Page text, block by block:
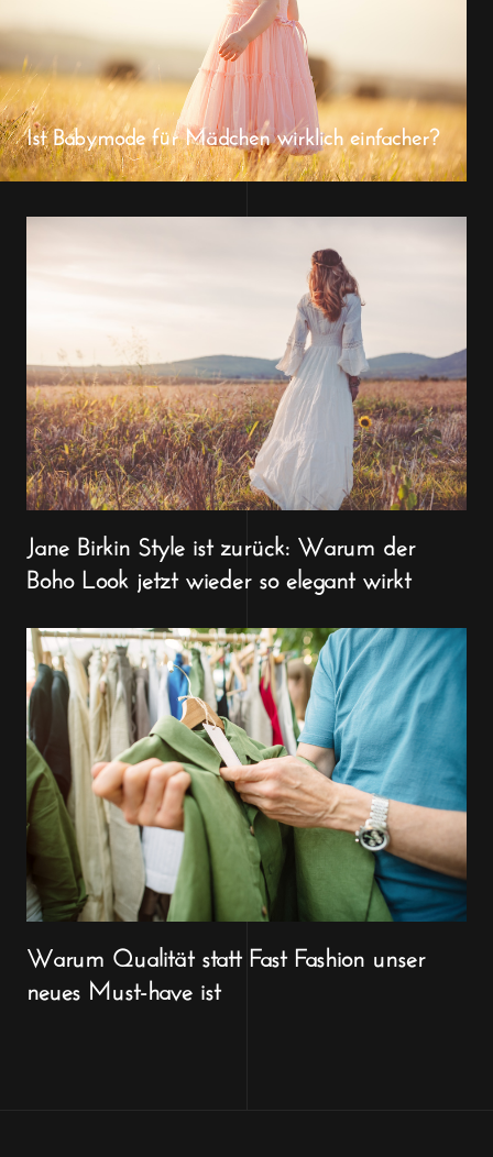
Ist Babymode für Mädchen wirklich einfacher?
Jane Birkin Style ist zurück: Warum der
Boho Look jetzt wieder so elegant wirkt
Warum Qualität statt Fast Fashion unser
neues Must-have ist